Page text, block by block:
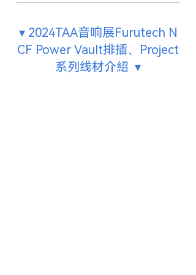
▾ 2024TAA音响展Furutech N
CF Power Vault排插、Project
系列线材介紹 ▾